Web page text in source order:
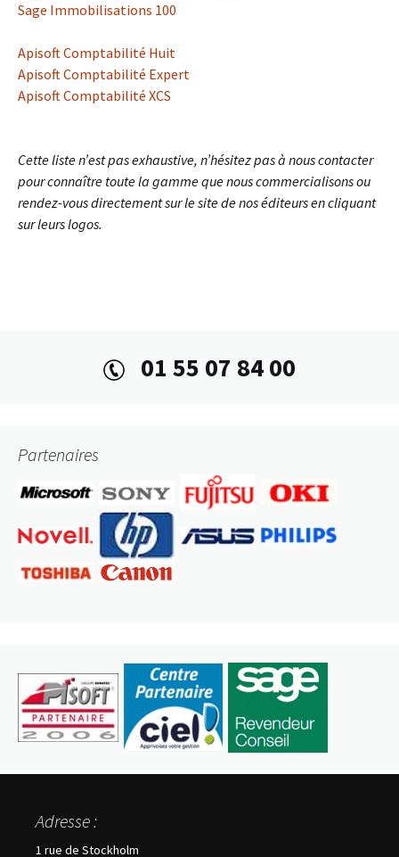
Sage Immobilisations 100
Apisoft Comptabilité Huit
Apisoft Comptabilité Expert
Apisoft Comptabilité XCS
Cette liste n’est pas exhaustive, n’hésitez pas à nous contacter
pour connaître toute la gamme que nous commercialisons ou
rendez-vous directement sur le site de nos éditeurs en cliquant
sur leurs logos.
01 55 07 84 00
Partenaires
Adresse :
1 rue de Stockholm